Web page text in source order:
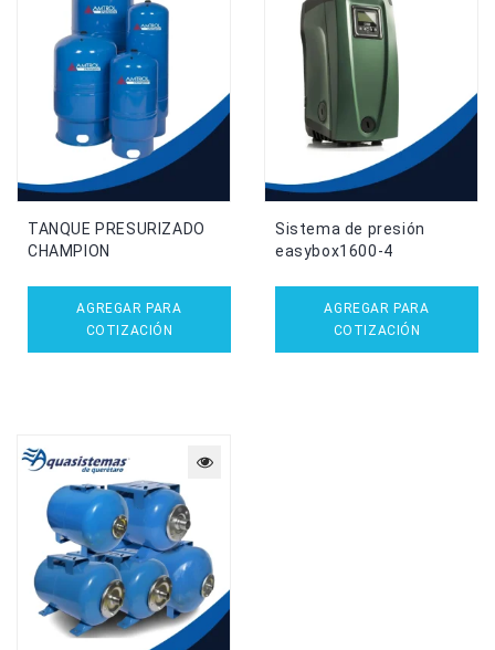
TANQUE PRESURIZADO
CHAMPION
AGREGAR PARA
COTIZACIÓN
Sistema de presión
easybox1600-4
AGREGAR PARA
COTIZACIÓN